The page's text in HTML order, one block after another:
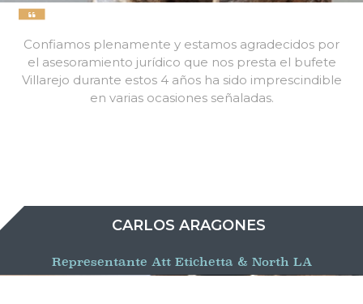
Confiamos plenamente y estamos agradecidos por
el asesoramiento jurídico que nos presta el bufete
Villarejo durante estos 4 años ha sido imprescindible
en varias ocasiones señaladas.
CARLOS ARAGONES
Representante Att Etichetta & North LA